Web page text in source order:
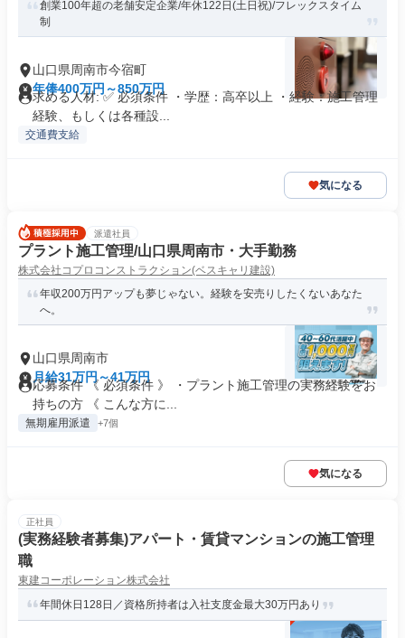
創業100年超の老舗安定企業/年休122日(土日祝)/フレックスタイム
制
山口県周南市今宿町
年俸400万円～850万円
求める人材: ✅ 必須条件 ・学歴：高卒以上 ・経験：施工管理
経験、もしくは各種設...
交通費支給
気になる
派遣社員
プラント施工管理/山口県周南市・大手勤務
株式会社コプロコンストラクション(ベスキャリ建設)
年収200万円アップも夢じゃない。経験を安売りしたくないあなた
へ。
山口県周南市
月給31万円～41万円
応募条件 《 必須条件 》 ・プラント施工管理の実務経験をお
持ちの方 《 こんな方に...
無期雇用派遣 +7個
気になる
正社員
(実務経験者募集)アパート・賃貸マンションの施工管理
職
東建コーポレーション株式会社
年間休日128日／資格所持者は入社支度金最大30万円あり